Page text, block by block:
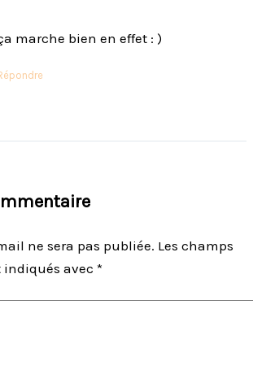
marche bien en effet : )
ne sera pas publiée. Les champs
avec *